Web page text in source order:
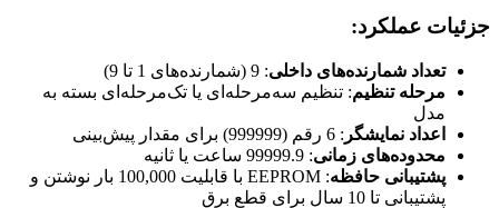
جزئیات عملکرد:
تعداد شمارنده‌های داخلی: 9 (شمارنده‌های 1 تا 9)
مرحله تنظیم: تنظیم سه‌مرحله‌ای یا تک‌مرحله‌ای بسته به
مدل
اعداد نمایشگر : 6 رقم (999999) برای مقدار پیش‌بینی
محدوده‌های زمانی: 99999.9 ساعت یا ثانیه
پشتیبانی حافظه
: EEPROM با قابلیت 100,000 بار نوشتن و
پشتیبانی تا 10 سال برای قطع برق